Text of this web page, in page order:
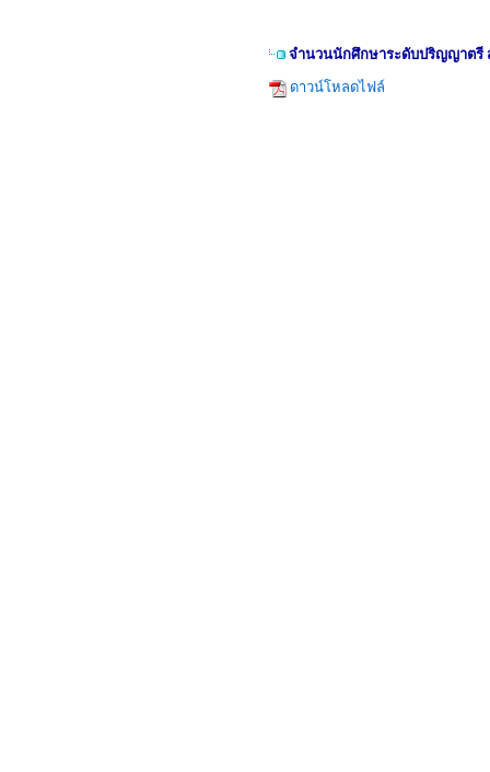
จำนวนนักศึกษาระดับปริญญาตรี
ดาวน์โหลดไฟล์